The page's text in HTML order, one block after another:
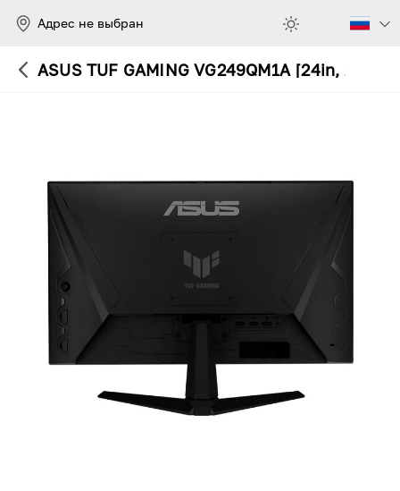
Адрес не выбран
ASUS TUF GAMING VG249QM1A [24in,